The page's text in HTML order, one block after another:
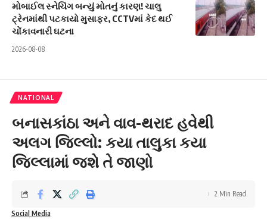
મોબાઈલ સ્નેચિંગ બન્યું મોતનું કારણ! ચાલુ
ટ્રેનમાંથી પટકાયો મુસાફર, CCTVમાં કેદ થઈ
ચોંકાવનારી ઘટના
2026-08-08
NATIONAL
બનાસકાંઠા અને વાવ-થરાદ હવેથી
અલગ જિલ્લો: કયા તાલુકા કયા
જિલ્લામાં જશે તે જાણો
Social Media
2 Min Read